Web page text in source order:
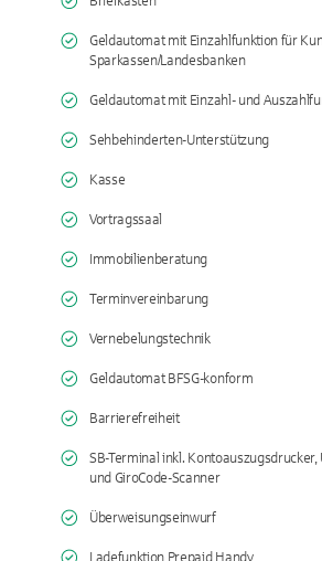
Geldautomat mit Einzahlfunktion für
Sparkassen/Landesbanken
Geldautomat mit Einzahl- und
Sehbehinderten-Unterstützung
Kasse
Vortragssaal
Immobilienberatung
Terminvereinbarung
Vernebelungstechnik
Geldautomat BFSG-konform
Barrierefreiheit
SB-Terminal inkl.
und GiroCode-Scanner
Überweisungseinwurf
Ladefunktion Prepaid Handy